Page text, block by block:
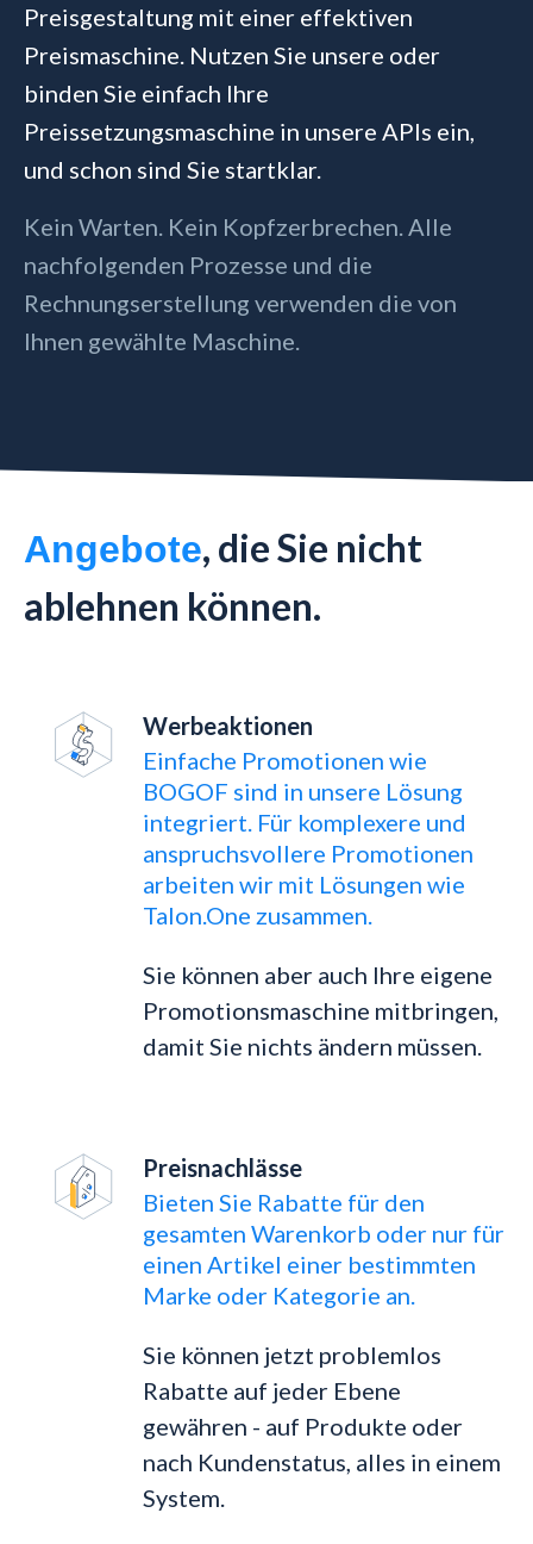
Preisgestaltung mit einer effektiven
Preismaschine. Nutzen Sie unsere oder
binden Sie einfach Ihre
Preissetzungsmaschine in unsere APIs ein,
und schon sind Sie startklar.
Kein Warten. Kein Kopfzerbrechen. Alle
nachfolgenden Prozesse und die
Rechnungserstellung verwenden die von
Ihnen gewählte Maschine.
Angebote, die Sie nicht
ablehnen können.
Werbeaktionen
Einfache Promotionen wie
BOGOF sind in unsere Lösung
integriert. Für komplexere und
anspruchsvollere Promotionen
arbeiten wir mit Lösungen wie
Talon.One zusammen.
Sie können aber auch Ihre eigene
Promotionsmaschine mitbringen,
damit Sie nichts ändern müssen.
Preisnachlässe
Bieten Sie Rabatte für den
gesamten Warenkorb oder nur für
einen Artikel einer bestimmten
Marke oder Kategorie an.
Sie können jetzt problemlos
Rabatte auf jeder Ebene
gewähren - auf Produkte oder
nach Kundenstatus, alles in einem
System.